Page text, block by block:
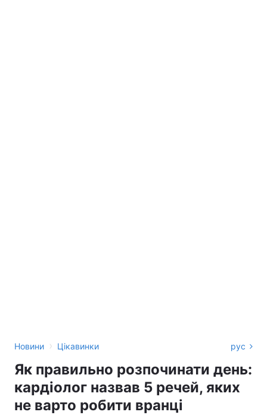
Новини › Цікавинки рус
Як правильно розпочинати день:
кардіолог назвав 5 речей, яких
не варто робити вранці